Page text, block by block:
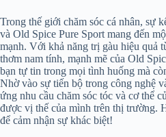
Trong thế giới chăm sóc cá nhân, sự
và Old Spice Pure Sport mang đến
mạnh. Với khả năng trị gàu hiệu quả
thơm nam tính, mạnh mẽ của Old
bạn tự tin trong mọi tình huống mà
Nhờ vào sự tiến bộ trong công nghệ
ứng nhu cầu chăm sóc tóc và cơ thể
được vị thế của mình trên thị trường.
để cảm nhận sự khác biệt!